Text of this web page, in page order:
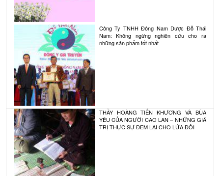
Công Ty TNHH Đông Nam Dược Đỗ Thái
Nam: Không ngừng nghiên cứu cho ra
những sản phẩm tốt nhất
THẦY HOÀNG TIẾN KHƯƠNG VÀ BÙA
YÊU CỦA NGƯỜI CAO LAN – NHỮNG GIÁ
TRỊ THỰC SỰ ĐEM LẠI CHO LỨA ĐÔI